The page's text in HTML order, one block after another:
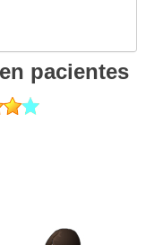
pacientes